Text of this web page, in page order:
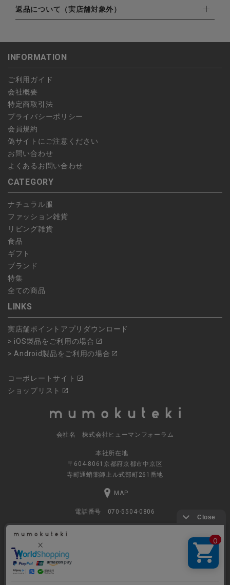
・楽天ペイ
・PayPay
北海道：1,400円
ご注文日当日から翌日のAM9:00までにご連絡頂いた場合はキャ
ンセルは可能です。
します。
予約商品など一部キャンセルが出来ない場合がございます。あら
かじめご了承ください。
返品について（実店舗対象外）
こちら よりご依頼ください。
INFORMATION
ご利用ガイド
会社概要
特定商取引法
プライバシーポリシー
会員規約
偽サイトにご注意ください
お問い合わせ
よくあるお問い合わせ
CATEGORY
ナチュラル服
ファッション雑貨
リビング雑貨
食品
ギフト
ブランド
特集
全ての商品
LINKS
実店舗ポイントアプリダウンロード
> iOS製品をご利用の場合
> Android製品をご利用の場合
コーポレートサイト
ショップリスト
会社名 株式会社ヒューマンフォーラム
本社所在地
〒604-8061京都府京都市中京区
寺町通蛸薬師上ル式部町261番地
MAP
電話番号 070-5504-0806
営業時間 11:00～17:30（土日休業）